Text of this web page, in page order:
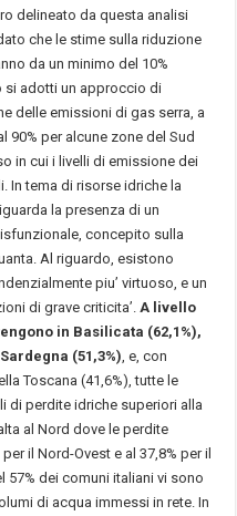
delineato da questa analisi
che le stime sulla riduzione
da un minimo del 10%
si adotti un approccio di
delle emissioni di gas serra, a
90% per alcune zone del Sud
in cui i livelli di emissione dei
In tema di risorse idriche la
la presenza di un
concepito sulla
Al riguardo, esistono
piu’ virtuoso, e un
di grave criticita’. A livello
in Basilicata (62,1%),
(51,3%) , e, con
Toscana (41,6%), tutte le
di perdite idriche superiori alla
al Nord dove le perdite
il Nord-Ovest e al 37,8% per il
57% dei comuni italiani vi sono
di acqua immessi in rete. In